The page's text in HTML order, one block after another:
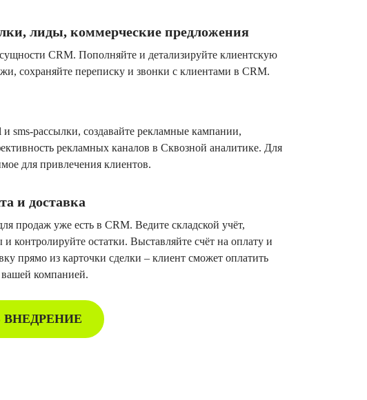
лиды, коммерческие предложения
CRM. Пополняйте и детализируйте клиентскую
сохраняйте переписку и звонки с клиентами в CRM.
sms-рассылки, создавайте рекламные кампании,
рекламных каналов в Сквозной аналитике. Для
для привлечения клиентов.
и доставка
продаж уже есть в CRM. Ведите складской учёт,
и контролируйте остатки. Выставляйте счёт на оплату и
прямо из карточки сделки – клиент сможет оплатить
компанией.
ВНЕДРЕНИЕ